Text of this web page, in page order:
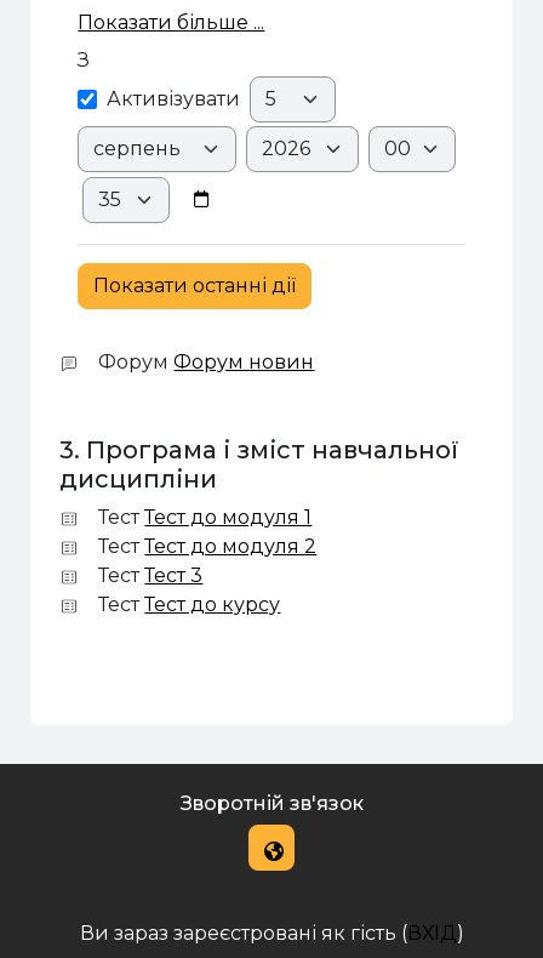
Показати більше ...
З
З Активізувати День
Місяць Рік Година
Хвилина
ФорумФорум новин
3. Програма і зміст навчальної
дисципліни
ТестТест до модуля 1
ТестТест до модуля 2
ТестТест 3
ТестТест до курсу
Зворотній зв'язок
Ви зараз зареєстровані як гість (ВХІД)